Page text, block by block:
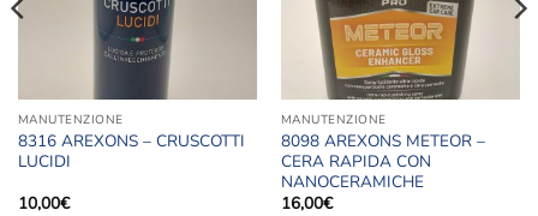
MANUTENZIONE
8316 AREXONS – CRUSCOTTI
LUCIDI
10,00€
MANUTENZIONE
8098 AREXONS METEOR –
CERA RAPIDA CON
NANOCERAMICHE
16,00€